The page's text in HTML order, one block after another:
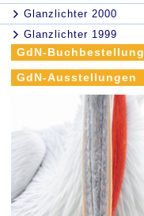
Glanzlichter 2000
Glanzlichter 1999
GdN-Buchbestellung
GdN-Ausstellungen